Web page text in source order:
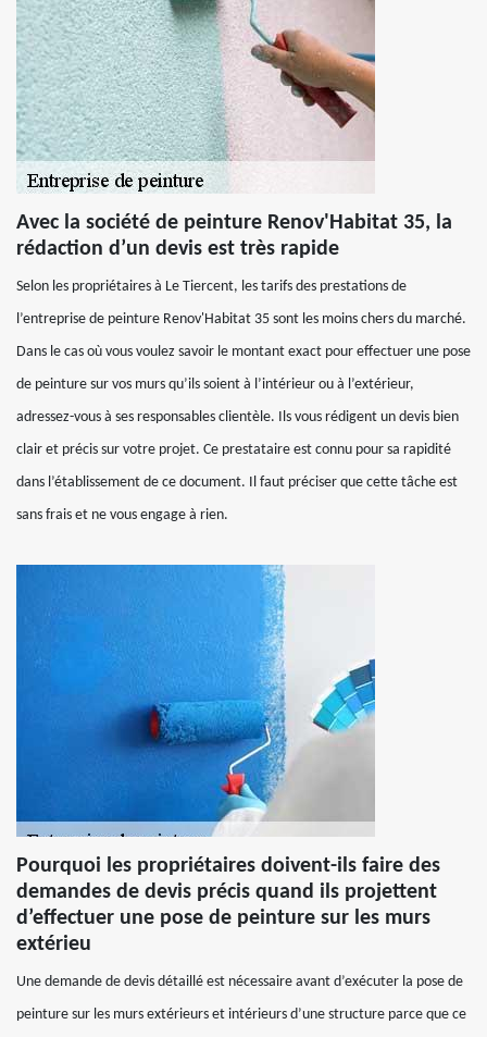
Avec la société de peinture Renov'Habitat 35, la
rédaction d’un devis est très rapide
Selon les propriétaires à Le Tiercent, les tarifs des prestations de
l’entreprise de peinture Renov'Habitat 35 sont les moins chers du marché.
Dans le cas où vous voulez savoir le montant exact pour effectuer une pose
de peinture sur vos murs qu’ils soient à l’intérieur ou à l’extérieur,
adressez-vous à ses responsables clientèle. Ils vous rédigent un devis bien
clair et précis sur votre projet. Ce prestataire est connu pour sa rapidité
dans l’établissement de ce document. Il faut préciser que cette tâche est
sans frais et ne vous engage à rien.
Pourquoi les propriétaires doivent-ils faire des
demandes de devis précis quand ils projettent
d’effectuer une pose de peinture sur les murs
extérieu
Une demande de devis détaillé est nécessaire avant d’exécuter la pose de
peinture sur les murs extérieurs et intérieurs d’une structure parce que ce